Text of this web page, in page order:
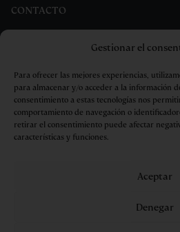
Gestionar el
Para ofrecer las mejores experiencias,
para almacenar y/o acceder a la información
consentimiento a estas tecnologías nos
comportamiento de navegación o
retirar el consentimiento puede afectar
características y funciones.
Aceptar
Denegar
CONTACTO